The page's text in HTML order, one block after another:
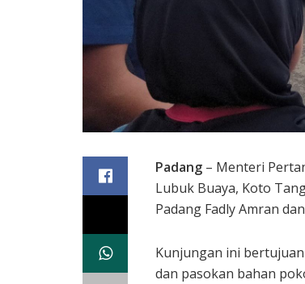
Padang – Menteri
Lubuk Buaya, Koto
Padang Fadly Amran
Kunjungan ini
dan pasokan bahan